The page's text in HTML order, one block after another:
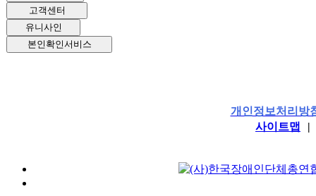
고객센터
유니사인
본인확인서비스
개인정보처리방
사이트맵
|